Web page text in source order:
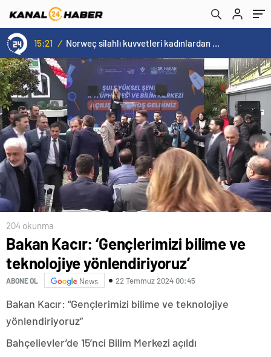
15:21 / Norweç silahlı kuvvetleri kadınlardan oluşan özel kuvvetler eğitimlerini başlattı.
204 okunma
Bakan Kacır: ‘Gençlerimizi bilime ve
teknolojiye yönlendiriyoruz’
ABONE OL News 22 Temmuz 2024 00:45
Bakan Kacır: “Gençlerimizi bilime ve teknolojiye
yönlendiriyoruz”
Bahçelievler’de 15’nci Bilim Merkezi açıldı